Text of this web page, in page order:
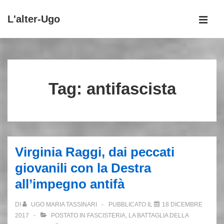
Vai
principale
L'alter-Ugo
principale
Tag: antifascista
Virginia Raggi, dai peccati
giovanili con la Destra
all’impegno antifà
DI UGO MARIA TASSINARI PUBBLICATO IL
18 DICEMBRE
2017
POSTATO IN FASCISTERIA, LA BATTAGLIA DELLA